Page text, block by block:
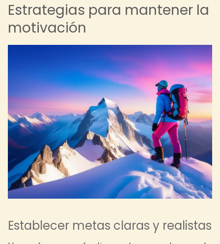
Estrategias para mantener la
motivación
Establecer metas claras y realistas